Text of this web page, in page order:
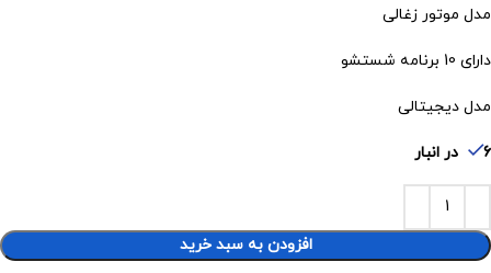
مدل موتور زغالی
دارای 10 برنامه شستشو
مدل دیجیتالی
6 در انبار
افزودن به سبد خرید